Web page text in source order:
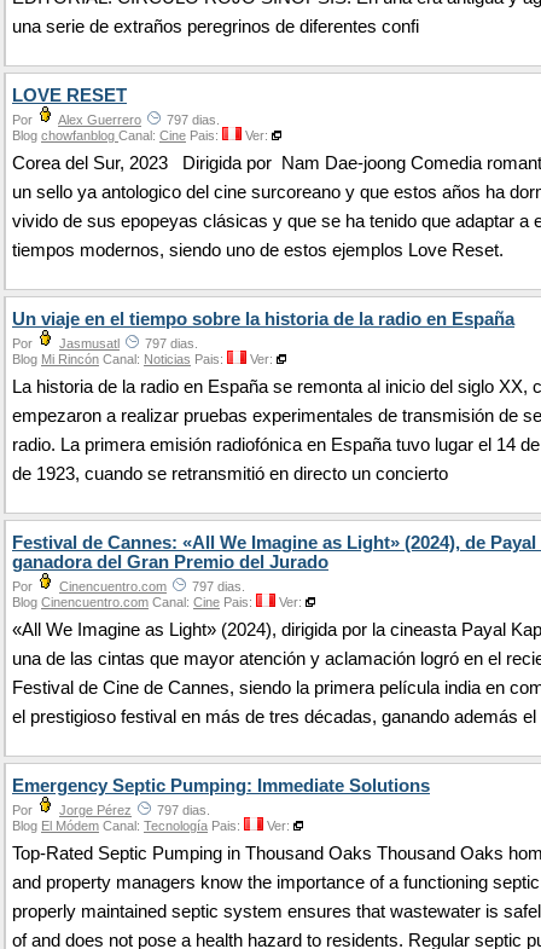
una serie de extraños peregrinos de diferentes confi
LOVE RESET
Por Alex Guerrero
797 dias.
Blog chowfanblog Canal: Cine Pais: Ver:
Corea del Sur, 2023 Dirigida por Nam Dae-joong Comedia
un sello ya antologico del cine surcoreano y que estos años ha
vivido de sus epopeyas clásicas y que se ha tenido que adaptar a
tiempos modernos, siendo uno de estos ejemplos Love Reset.
Un viaje en el tiempo sobre la historia de la radio en España
Por Jasmusatl
797 dias.
Blog Mi Rincón Canal: Noticias Pais: Ver:
La historia de la radio en España se remonta al inicio del siglo XX,
empezaron a realizar pruebas experimentales de transmisión de
radio. La primera emisión radiofónica en España tuvo lugar el 14
de 1923, cuando se retransmitió en directo un concierto
Festival de Cannes: «All We Imagine as Light» (2024), de
ganadora del Gran Premio del Jurado
Por Cinencuentro.com
797 dias.
Blog Cinencuentro.com Canal: Cine Pais: Ver:
«All We Imagine as Light» (2024), dirigida por la cineasta Payal
una de las cintas que mayor atención y aclamación logró en el
Festival de Cine de Cannes, siendo la primera película india en
el prestigioso festival en más de tres décadas, ganando además el
Emergency Septic Pumping: Immediate Solutions
Por Jorge Pérez
797 dias.
Blog El Módem Canal: Tecnología Pais: Ver:
Top-Rated Septic Pumping in Thousand Oaks Thousand Oaks
and property managers know the importance of a functioning
properly maintained septic system ensures that wastewater is
of and does not pose a health hazard to residents. Regular septic